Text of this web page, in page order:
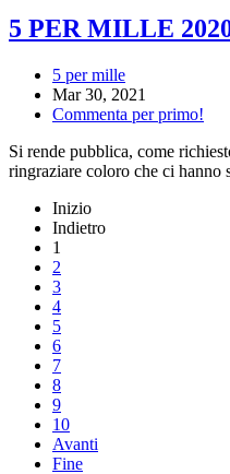
5 PER MILLE
5 per mille
Mar 30, 2021
Commenta per primo!
Si rende pubblica, come
ringraziare coloro che ci
Inizio
Indietro
1
2
3
4
5
6
7
8
9
10
Avanti
Fine